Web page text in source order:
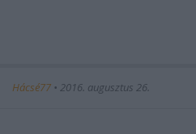
Hácsé77 • 2016. augusztus 26.